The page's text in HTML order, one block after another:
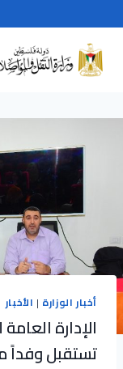
to
content
أخبار الوزارة | الأخبار
الإدارة
تستقبل وفداً